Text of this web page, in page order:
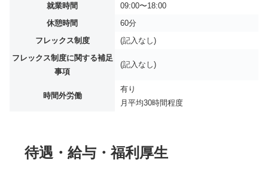
就業時間
09:00〜18:00
休憩時間
60分
フレックス制度
(記入なし)
フレックス制度に関する補足
事項
(記入なし)
時間外労働
有り
月平均30時間程度
待遇・給与・福利厚生